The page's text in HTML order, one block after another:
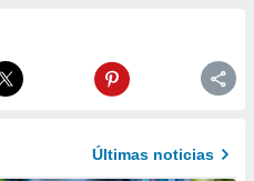
Últimas noticias